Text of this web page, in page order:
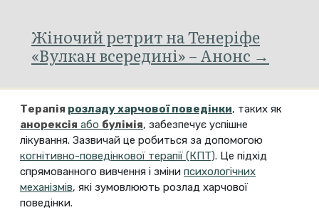
Жіночий ретрит на Тенеріфе
«Вулкан всередині» – Анонс →
Терапія розладу харчової поведінки, таких як
анорексія або булімія, забезпечує успішне
лікування. Зазвичай це робиться за допомогою
когнітивно-поведінкової терапії (КПТ). Це підхід
спрямованного вивчення і зміни психологічних
механізмів, які зумовлюють розлад харчової
поведінки.